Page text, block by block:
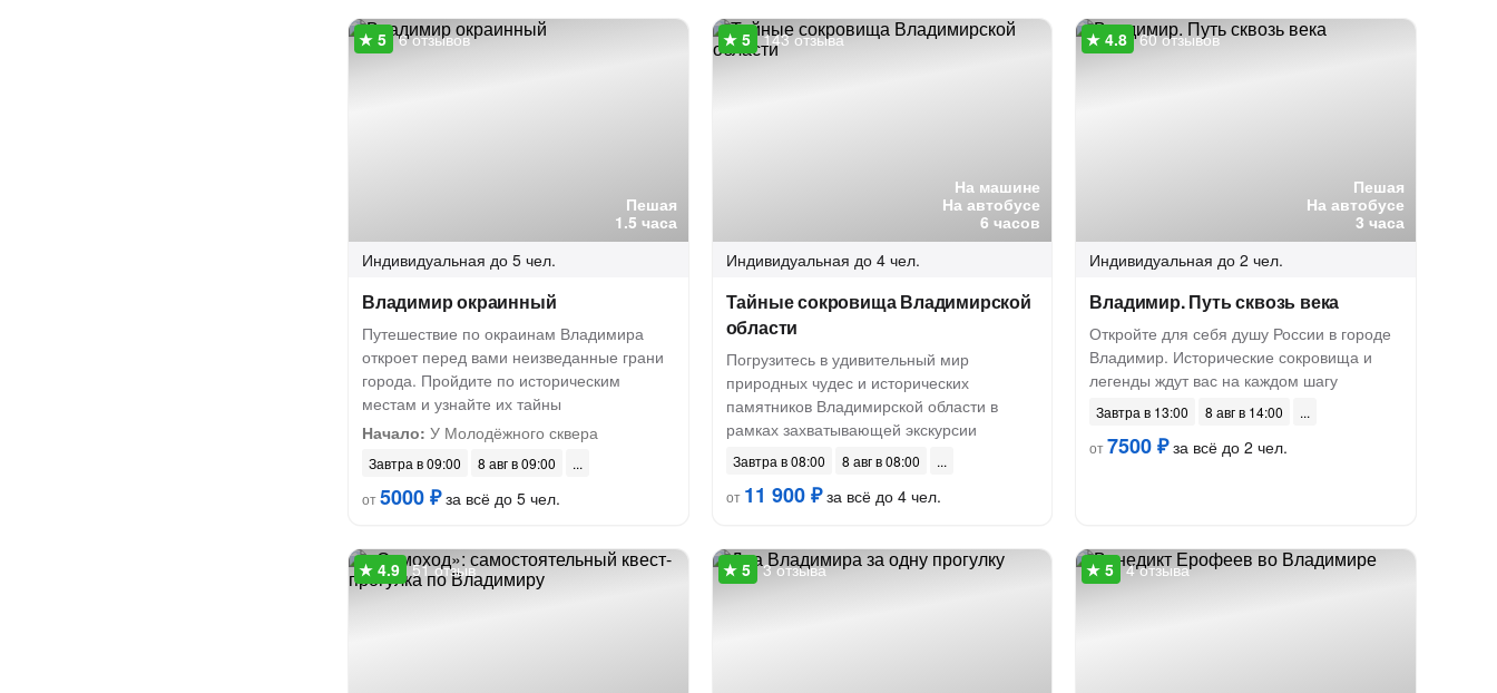
Пешая
1.5 часа
6 отзывов
Индивидуальная до 5 чел.
Владимир окраинный
Путешествие по окраинам Владимира
откроет перед вами неизведанные грани
города. Пройдите по историческим
местам и узнайте их тайны
Начало: У Молодёжного сквера
Завтра в 09:00
8 авг в 09:00
от5000 ₽за всё до 5 чел.
На машине
На автобусе
6 часов
143 отзыва
Индивидуальная до 4 чел.
Тайные сокровища Владимирской
области
Погрузитесь в удивительный мир
природных чудес и исторических
памятников Владимирской области в
рамках захватывающей экскурсии
Завтра в 08:00
8 авг в 08:00
от 11 900 ₽за всё до 4 чел.
Пешая
На автобусе
3 часа
60 отзывов
Индивидуальная до 2 чел.
Владимир. Путь сквозь века
Откройте для себя душу России в городе
Владимир. Исторические сокровища и
легенды ждут вас на каждом шагу
Завтра в 13:00
8 авг в 14:00
от7500 ₽за всё до 2 чел.
51 отзыв 3 отзыва 4 отзыва